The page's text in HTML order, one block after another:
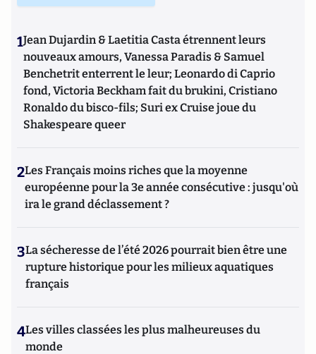
1Jean Dujardin & Laetitia Casta étrennent leurs
nouveaux amours, Vanessa Paradis & Samuel
Benchetrit enterrent le leur; Leonardo di Caprio
fond, Victoria Beckham fait du brukini, Cristiano
Ronaldo du bisco-fils; Suri ex Cruise joue du
Shakespeare queer
2Les Français moins riches que la moyenne
européenne pour la 3e année consécutive : jusqu'où
ira le grand déclassement ?
3La sécheresse de l’été 2026 pourrait bien être une
rupture historique pour les milieux aquatiques
français
4Les villes classées les plus malheureuses du
monde